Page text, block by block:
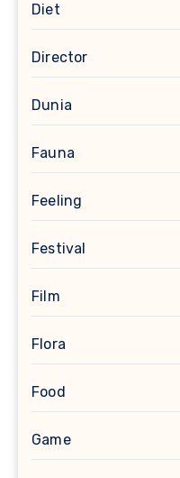
Diet
Director
Dunia
Fauna
Feeling
Festival
Film
Flora
Food
Game